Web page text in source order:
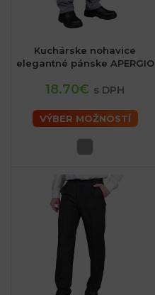
Kuchárske nohavice
elegantné pánske APERGIO
18.70€ s DPH
VÝBER MOŽNOSTÍ